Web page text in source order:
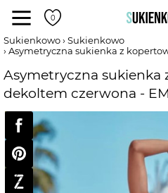
DŁUGOŚĆ
RODZAJ
Sukienkowo
Sukienkowo
Asymetryczna sukienka z
Asymetryczna sukienka
dekoltem czerwona -